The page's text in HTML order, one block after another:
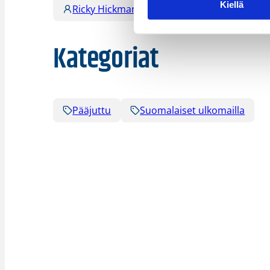
Kiellä
Ricky Hickman
Kategoriat
Pääjuttu Suomalaiset ulkomailla